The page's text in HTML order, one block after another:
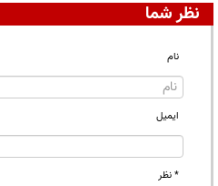
نظر شما
نام
ایمیل
* نظر